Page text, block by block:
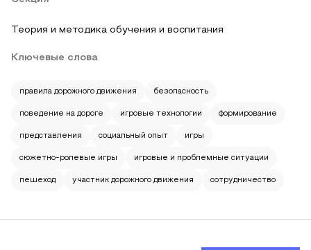
Теория и методика обучения и воспитания
Ключевые слова
правила дорожного движения безопасность
поведение на дороге игровые технологии формирование
представления социальный опыт игры
сюжетно-ролевые игры игровые и проблемные ситуации
пешеход участник дорожного движения сотрудничество